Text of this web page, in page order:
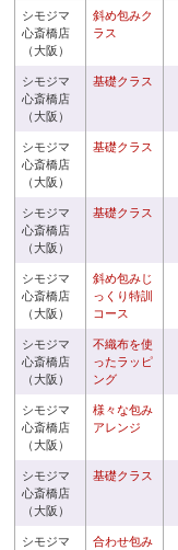
シモジマ
心斎橋店
（大阪）
斜め包みク
ラス
シモジマ
心斎橋店
（大阪）
基礎クラス
シモジマ
心斎橋店
（大阪）
基礎クラス
シモジマ
心斎橋店
（大阪）
基礎クラス
シモジマ
心斎橋店
（大阪）
斜め包みじ
っくり特訓
コース
シモジマ
心斎橋店
（大阪）
不織布を使
ったラッピ
ング
シモジマ
心斎橋店
（大阪）
様々な包み
アレンジ
シモジマ
心斎橋店
（大阪）
基礎クラス
シモジマ
合わせ包み